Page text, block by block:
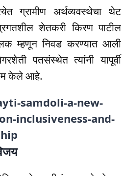
ग्रामीण अर्थव्यवस्थेचा थेट
शेतकरी किरण पाटील
म्हणून निवड करण्यात आली
पतसंस्थेत त्यांनी यापूर्वी
केले आहे.
samdoli-a-new-
inclusiveness-and-